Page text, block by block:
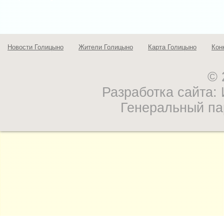
Новости Голицыно Жители Голицыно Карта Голицыно
©
Разработка
Генеральный